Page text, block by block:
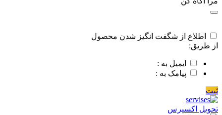
اطلاع از شگفت انگیز شدن محصول
از طریق:
ایمیل به :
پیامک به :
ثبت
تحویل اکسپرس